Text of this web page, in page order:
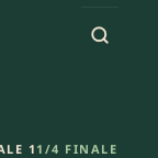
1 1/4 FINALE